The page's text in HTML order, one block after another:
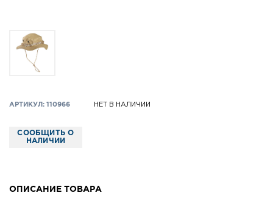
АРТИКУЛ: 110966 НЕТ В НАЛИЧИИ
СООБЩИТЬ О
НАЛИЧИИ
ОПИСАНИЕ ТОВАРА